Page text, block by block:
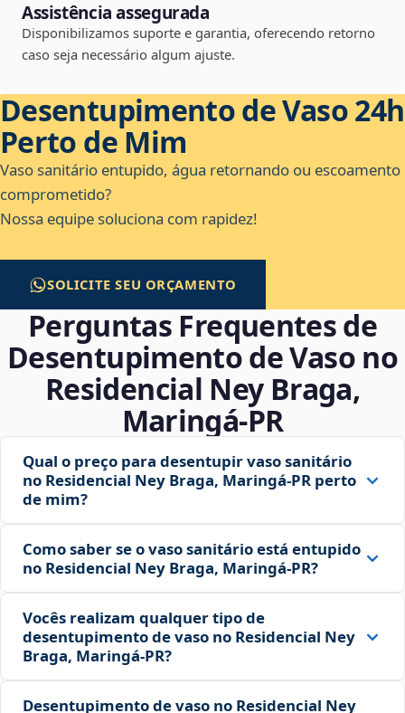
Assistência assegurada
Disponibilizamos suporte e garantia, oferecendo retorno
caso seja necessário algum ajuste.
Desentupimento de Vaso 24h
Perto de Mim
Vaso sanitário entupido, água retornando ou escoamento
comprometido?
Nossa equipe soluciona com rapidez!
SOLICITE SEU ORÇAMENTO
Perguntas Frequentes de
Desentupimento de Vaso no
Residencial Ney Braga,
Maringá‑PR
Qual o preço para desentupir vaso sanitário
no Residencial Ney Braga, Maringá‑PR perto
de mim?
Como saber se o vaso sanitário está entupido
no Residencial Ney Braga, Maringá‑PR?
Vocês realizam qualquer tipo de
desentupimento de vaso no Residencial Ney
Braga, Maringá‑PR?
Desentupimento de vaso no Residencial Ney